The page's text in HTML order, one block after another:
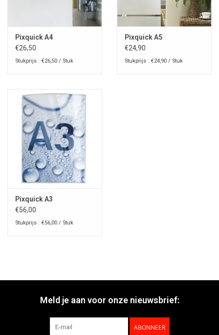
Pixquick A4
€26,50
Stukprijs : €26,50 / Stuk
Pixquick A5
€24,90
Stukprijs : €24,90 / Stuk
Pixquick A3
€56,00
Stukprijs : €56,00 / Stuk
Meld je aan voor onze nieuwsbrief:
ABONNEER